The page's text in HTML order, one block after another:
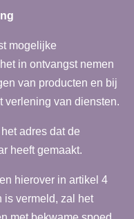
mogelijke
in ontvangst nemen
van producten en bij
verlening van diensten.
adres dat de
heeft gemaakt.
hierover in artikel 4
is vermeld, zal het